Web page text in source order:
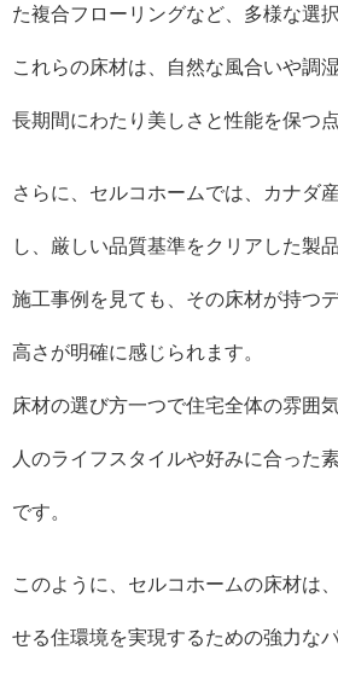
た複合フローリングなど、多様な選
これらの床材は、自然な風合いや調
長期間にわたり美しさと性能を保つ
さらに、セルコホームでは、カナダ
し、厳しい品質基準をクリアした製
施工事例を見ても、その床材が持つ
高さが明確に感じられます。
床材の選び方一つで住宅全体の雰囲
人のライフスタイルや好みに合った
です。
このように、セルコホームの床材は
せる住環境を実現するための強力な